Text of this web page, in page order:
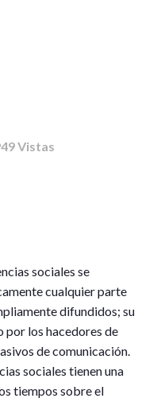
Vistas
sociales se
cualquier parte
difundidos; su
los hacedores de
de comunicación.
sociales tienen una
tiempos sobre el